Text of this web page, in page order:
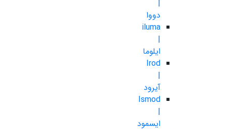
|
دووا
iluma
|
ایلوما
Irod
|
آیرود
Ismod
|
ایسمود